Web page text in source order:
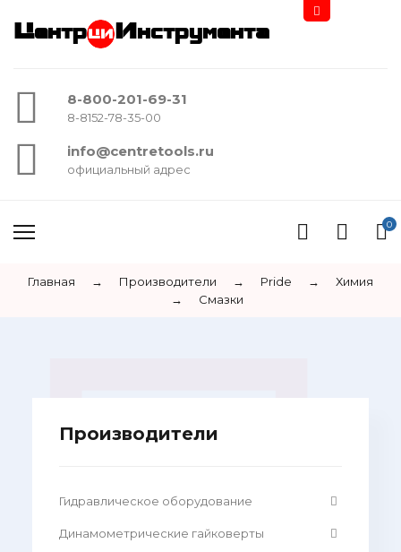
Центр Инструмента
8-800-201-69-31
8-8152-78-35-00
info@centretools.ru
официальный адрес
0
Главная → Производители → Pride →
Химия
→
Смазки
Производители
Гидравлическое оборудование
Динамометрические гайковерты